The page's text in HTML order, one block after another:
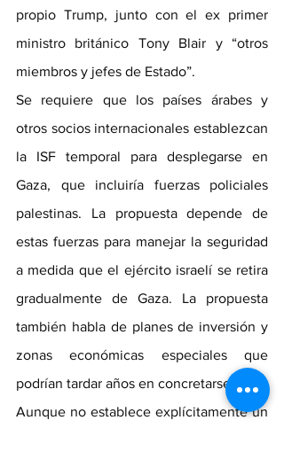
propio Trump, junto con el ex primer
ministro británico Tony Blair y “otros
miembros y jefes de Estado”.
Se requiere que los países árabes y
otros socios internacionales establezcan
la ISF temporal para desplegarse en
Gaza, que incluiría fuerzas policiales
palestinas. La propuesta depende de
estas fuerzas para manejar la seguridad
a medida que el ejército israelí se retira
gradualmente de Gaza. La propuesta
también habla de planes de inversión y
zonas económicas especiales que
podrían tardar años en concretarse.
Aunque no establece explícitamente un